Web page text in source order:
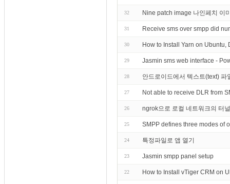
32 Nine patch image 나인페치 이
31 Receive sms over smpp did
30 How to Install Yarn on Ubuntu,
29 Jasmin sms web interface -
28 안드로이드에서 텍스트(text) 파
27 Not able to receive DLR from
26 ngrok으로 로컬 네트워크의 터
25 SMPP defines three modes of
24 특정파일로 앱 열기
23 Jasmin smpp panel setup
22 How to Install vTiger CRM on